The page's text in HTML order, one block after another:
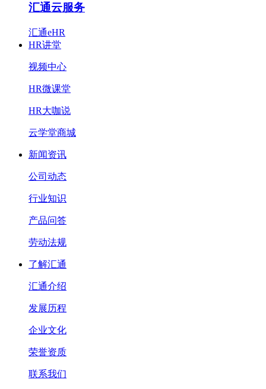
汇通云服务
汇通eHR
HR讲堂
视频中心
HR微课堂
HR大咖说
云学堂商城
新闻资讯
公司动态
行业知识
产品问答
劳动法规
了解汇通
汇通介绍
发展历程
企业文化
荣誉资质
联系我们